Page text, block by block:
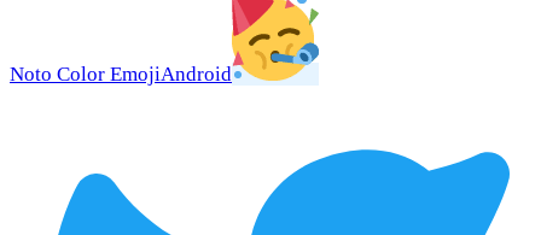
Noto Color EmojiAndroid